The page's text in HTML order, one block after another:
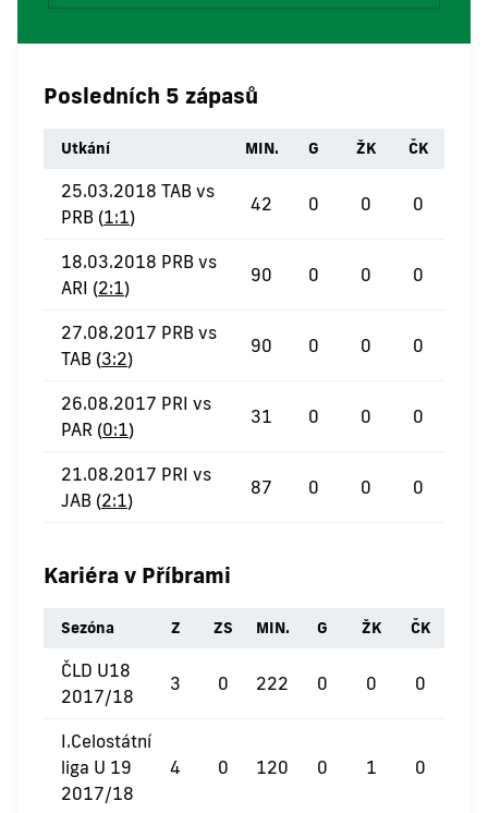
Posledních 5 zápasů
Utkání MIN. G ŽK ČK
25.03.2018 TAB vs
PRB (1:1)
42 0 0 0
18.03.2018 PRB vs
ARI (2:1)
90 0 0 0
27.08.2017 PRB vs
TAB (3:2)
90 0 0 0
26.08.2017 PRI vs
PAR (0:1)
31 0 0 0
21.08.2017 PRI vs
JAB (2:1)
87 0 0 0
Kariéra v Příbrami
Sezóna Z ZS MIN. G ŽK ČK
ČLD U18
2017/18
3 0 222 0 0 0
I.Celostátní
liga U 19
2017/18
4 0 120 0 1 0